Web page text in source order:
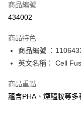
Apple Pay
PayMe
WeChat Pay
BoC Pay
商品編號
434002
商品特色
商品編號 ：
英文名稱： Cell
商品重點
蘊含PHA、煙醯胺等多